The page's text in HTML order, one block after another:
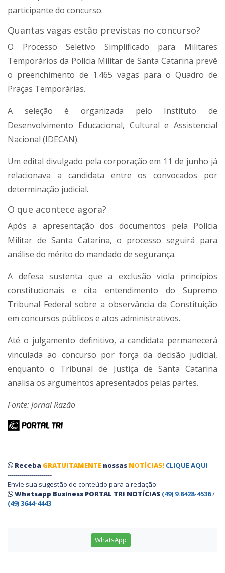
participante do concurso.
Quantas vagas estão previstas no concurso?
O Processo Seletivo Simplificado para Militares
Temporários da Polícia Militar de Santa Catarina prevê
o preenchimento de 1.465 vagas para o Quadro de
Praças Temporárias.
A seleção é organizada pelo Instituto de
Desenvolvimento Educacional, Cultural e Assistencial
Nacional (IDECAN).
Um edital divulgado pela corporação em 11 de junho já
relacionava a candidata entre os convocados por
determinação judicial.
O que acontece agora?
Após a apresentação dos documentos pela Polícia
Militar de Santa Catarina, o processo seguirá para
análise do mérito do mandado de segurança.
A defesa sustenta que a exclusão viola princípios
constitucionais e cita entendimento do Supremo
Tribunal Federal sobre a observância da Constituição
em concursos públicos e atos administrativos.
Até o julgamento definitivo, a candidata permanecerá
vinculada ao concurso por força da decisão judicial,
enquanto o Tribunal de Justiça de Santa Catarina
analisa os argumentos apresentados pelas partes.
Fonte: Jornal Razão
----------------------
Receba GRATUITAMENTE nossas NOTÍCIAS! CLIQUE AQUI
----------------------
Envie sua sugestão de conteúdo para a redação:
Whatsapp Business PORTAL TRI NOTÍCIAS (49) 9.8428-4536/
(49) 3644-4443
WhatsApp